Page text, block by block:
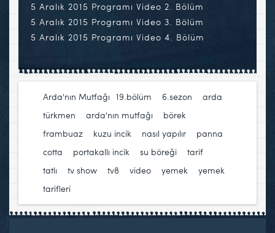
5 Aralık 2015 Programı Video 2. Bölüm
5 Aralık 2015 Programı Video 3. Bölüm
5 Aralık 2015 Programı Video 4. Bölüm
Arda'nın Mutfağı 19.bölüm 6.sezon
arda
türkmen
arda'nın mutfağı börek
frambuaz
kuzu incik nasıl yapılır
panna
cotta
portakallı incik su böreği tarif
tatlı
tv show tv8 video yemek
yemek
tarifleri